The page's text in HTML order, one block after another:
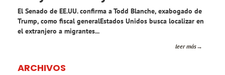
El Senado de EE.UU. confirma a Todd Blanche, exabogado de
Trump, como fiscal generalEstados Unidos busca localizar en
el extranjero a migrantes...
leer más
ARCHIVOS